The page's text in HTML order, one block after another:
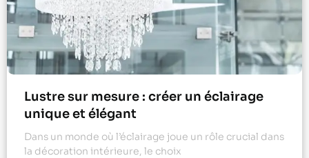
Lustre sur mesure : créer un éclairage
unique et élégant
Dans un monde où l’éclairage joue un rôle crucial dans
la décoration intérieure, le choix